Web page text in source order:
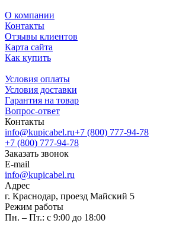
О компании
Контакты
Отзывы клиентов
Карта сайта
Как купить
Условия оплаты
Условия доставки
Гарантия на товар
Вопрос-ответ
Контакты
info@kupicabel.ru+7 (800) 777-94-78
+7 (800) 777-94-78
Заказать звонок
E-mail
info@kupicabel.ru
Адрес
г. Краснодар, проезд Майский 5
Режим работы
Пн. – Пт.: с 9:00 до 18:00